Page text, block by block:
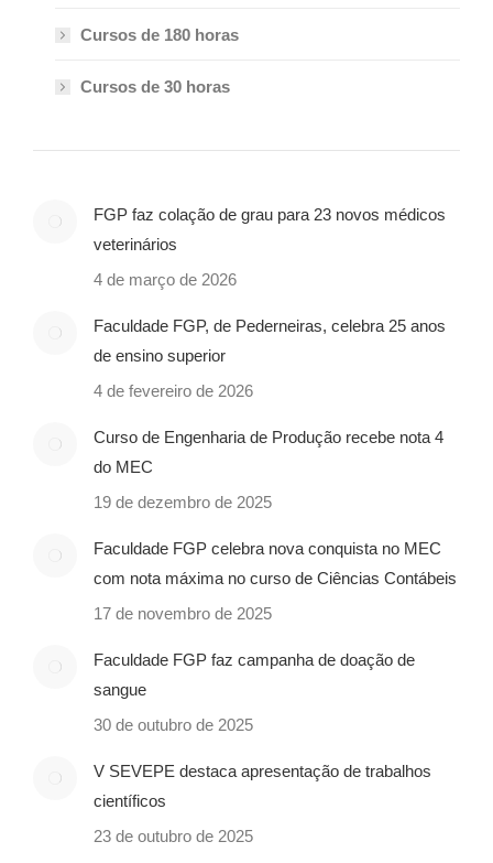
Cursos de 180 horas
Cursos de 30 horas
FGP faz colação de grau para 23 novos médicos
veterinários
4 de março de 2026
Faculdade FGP, de Pederneiras, celebra 25 anos
de ensino superior
4 de fevereiro de 2026
Curso de Engenharia de Produção recebe nota 4
do MEC
19 de dezembro de 2025
Faculdade FGP celebra nova conquista no MEC
com nota máxima no curso de Ciências Contábeis
17 de novembro de 2025
Faculdade FGP faz campanha de doação de
sangue
30 de outubro de 2025
V SEVEPE destaca apresentação de trabalhos
científicos
23 de outubro de 2025